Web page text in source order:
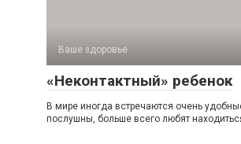
Ваше здоровье
«Неконтактный» ребенок
В мире иногда встречаются очень
послушны, больше всего любят